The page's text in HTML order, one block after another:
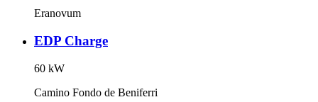
Eranovum
EDP Charge
60 kW
Camino Fondo de Beniferri